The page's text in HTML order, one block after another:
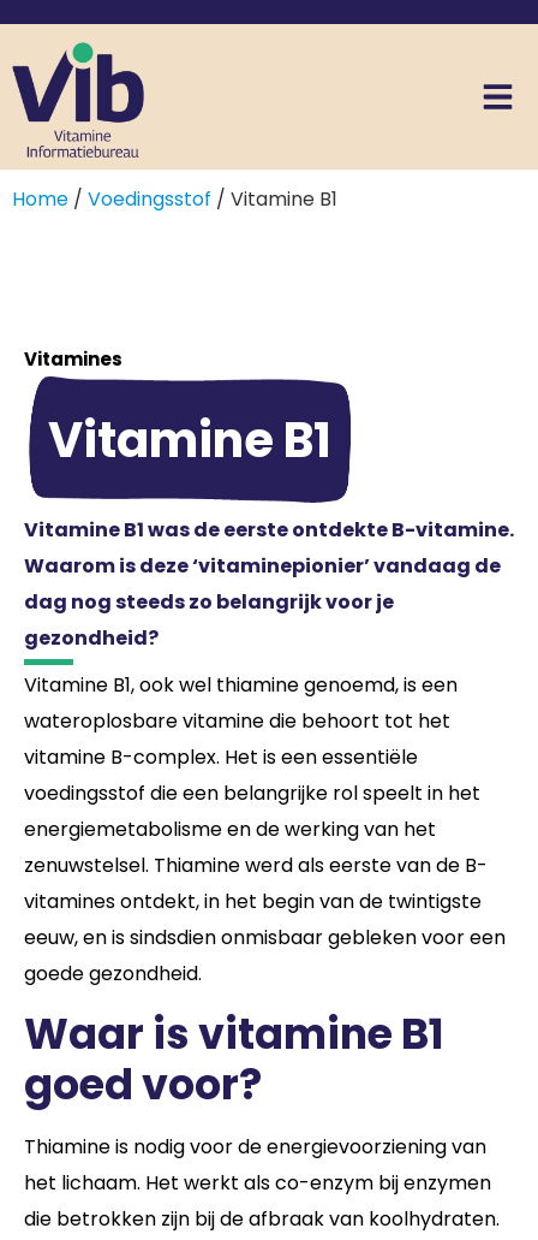
Home / Voedingsstof / Vitamine B1
Vitamines
Vitamine B1
Vitamine B1 was de eerste ontdekte B-vitamine.
Waarom is deze ‘vitaminepionier’ vandaag de
dag nog steeds zo belangrijk voor je
gezondheid?
Vitamine B1, ook wel thiamine genoemd, is een
wateroplosbare vitamine die behoort tot het
vitamine B-complex. Het is een essentiële
voedingsstof die een belangrijke rol speelt in het
energiemetabolisme en de werking van het
zenuwstelsel. Thiamine werd als eerste van de B-
vitamines ontdekt, in het begin van de twintigste
eeuw, en is sindsdien onmisbaar gebleken voor een
goede gezondheid.
Waar is vitamine B1
goed voor?
Thiamine is nodig voor de energievoorziening van
het lichaam. Het werkt als co-enzym bij enzymen
die betrokken zijn bij de afbraak van koolhydraten.